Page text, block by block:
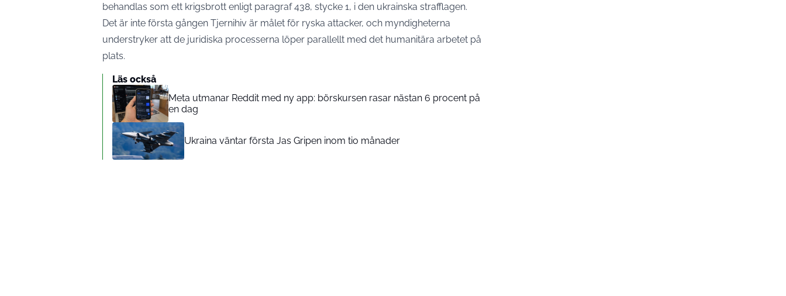
behandlas som ett krigsbrott enligt paragraf 438, stycke 1, i den ukrainska strafflagen.
Det är inte första gången Tjernihiv är målet för ryska attacker, och myndigheterna
understryker att de juridiska processerna löper parallellt med det humanitära arbetet på
plats.
Läs också
Meta utmanar Reddit med ny app: börskursen rasar nästan 6 procent på
en dag
Ukraina väntar första Jas Gripen inom tio månader